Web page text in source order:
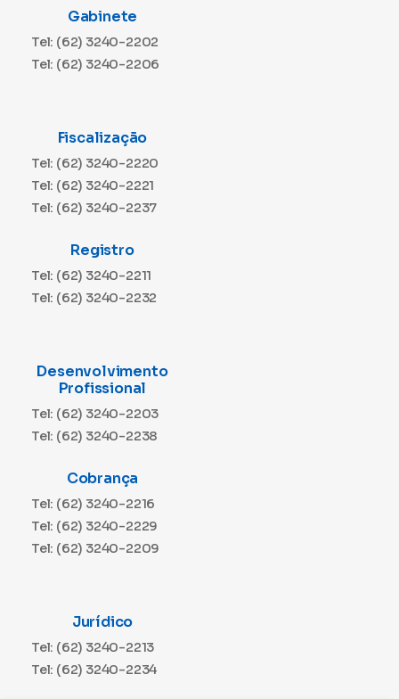
Gabinete
Tel: (62) 3240-2202
Tel: (62) 3240-2206
Fiscalização
Tel: (62) 3240-2220
Tel: (62) 3240-2221
Tel: (62) 3240-2237
Registro
Tel: (62) 3240-2211
Tel: (62) 3240-2232
Desenvolvimento
Profissional
Tel: (62) 3240-2203
Tel: (62) 3240-2238
Cobrança
Tel: (62) 3240-2216
Tel: (62) 3240-2229
Tel: (62) 3240-2209
Jurídico
Tel: (62) 3240-2213
Tel: (62) 3240-2234